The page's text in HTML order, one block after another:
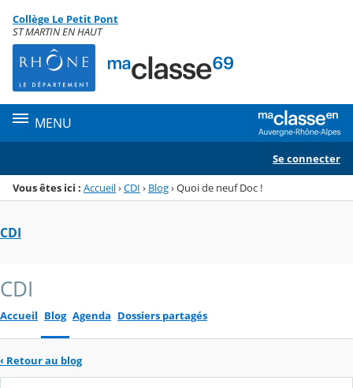
Menu de la rubrique
Contenu
Collège Le Petit Pont
ST MARTIN EN HAUT
MENU
Se connecter
Vous êtes ici : Accueil›CDI › Blog›Quoi de neuf Doc !
CDI
CDI
Accueil Blog Agenda Dossiers partagés
‹ Retour au blog